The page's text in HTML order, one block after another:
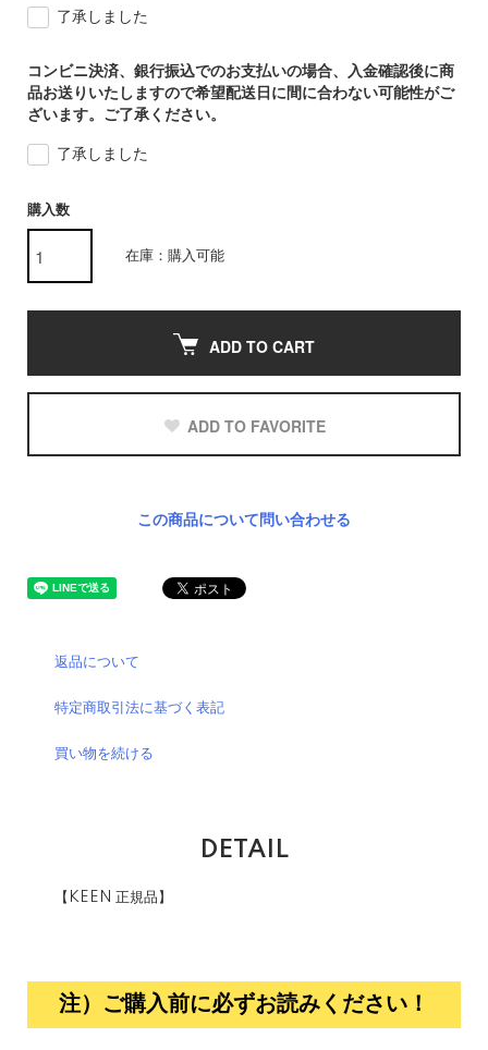
了承しました
コンビニ決済、銀行振込でのお支払いの場合、入金確認後に商
品お送りいたしますので希望配送日に間に合わない可能性がご
ざいます。ご了承ください。
了承しました
購入数
在庫：購入可能
ADD TO CART
ADD TO FAVORITE
この商品について問い合わせる
返品について
特定商取引法に基づく表記
買い物を続ける
DETAIL
【KEEN 正規品】
注）ご購入前に必ずお読みください！